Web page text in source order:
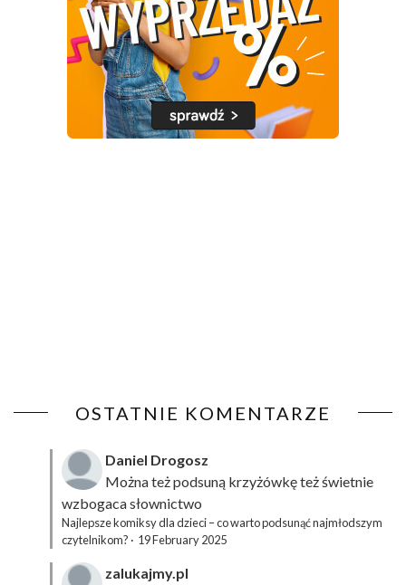
OSTATNIE KOMENTARZE
Daniel Drogosz
Można też podsuną krzyżówkęteż świetnie
wzbogaca słownictwo
Najlepsze komiksy dla dzieci – co warto podsunąć najmłodszym
czytelnikom? · 19 February 2025
zalukajmy.pl